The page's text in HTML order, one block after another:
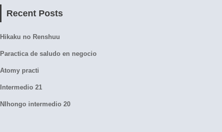
Recent Posts
Hikaku no Renshuu
Paractica de saludo en negocio
Atomy practi
Intermedio 21
NIhongo intermedio 20